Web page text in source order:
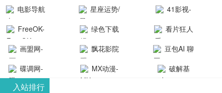
航-办公运营
院-哪吒影院
提供最新、
最全的高清
电影、电视
剧、动漫和
综艺节目免
画-官网
动漫综合
电影导航
- 免费看电影
就来这！ | 快
导航网-免费
看电影就来
这！收录大
星座运势/
最星座/美国
神婆星座网
41影视-
聚合最近好
看的电视剧
最新电影网
站-41影视为
FreeOK-
FreeOK影视
官网-最新影
视资源|追剧
也很卷
绿色下载
吧
看片狂人
- 高清视频资
源免费在线
观看
画盟网-
画师联盟官
网
飘花影院
网
豆包AI 聊
天智能对话
网页版入口
碟调网-
碟调网为您
MX动漫-
破解基
入站排行